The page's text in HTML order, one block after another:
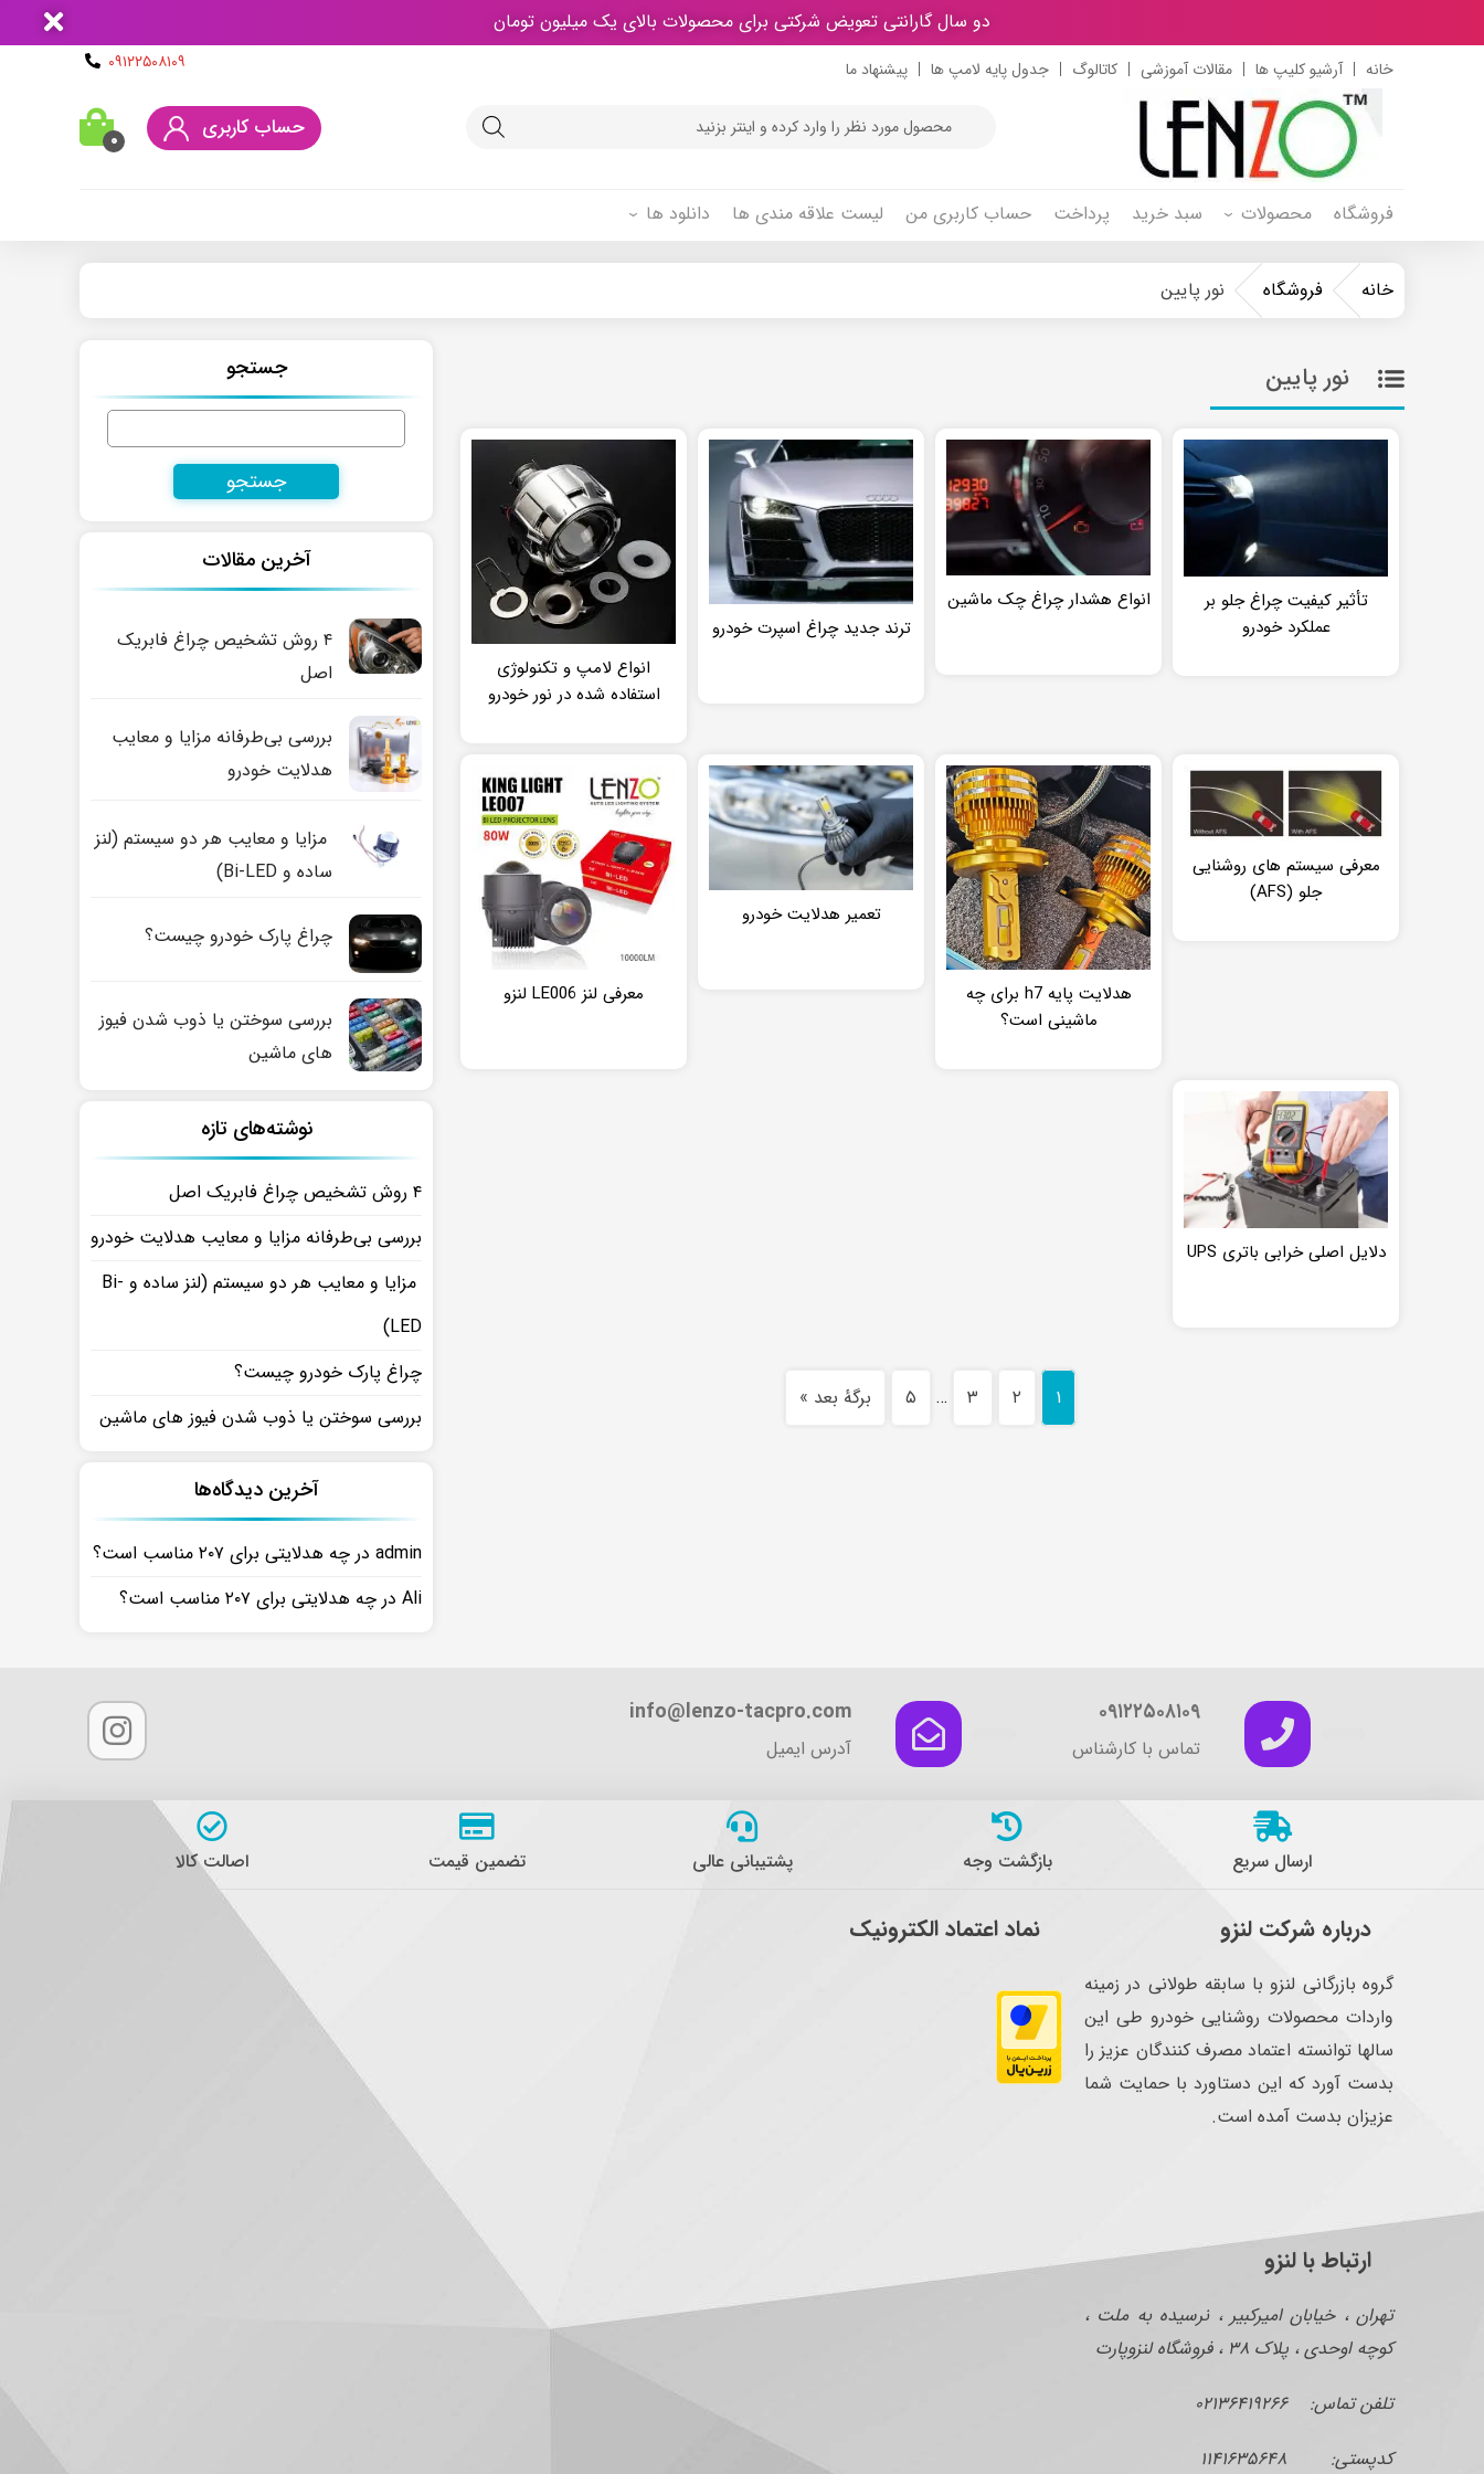
دو سال گارانتی تعویض شرکتی برای محصولات بالای یک میلیون تومان
۰۹۱۲۲۵۰۸۱۰۹ خانه آرشیو کلیپ ها مقالات آموزشی کاتالوگ جدول پایه لامپ ها پیشنهاد ما
search ۰ حساب کاربری
فروشگاه محصولات سبد خرید پرداخت حساب کاربری من لیست علاقه مندی ها دانلود ها
خانه فروشگاه نور پایین
نور پایین
تأثیر کیفیت چراغ جلو بر
عملکرد خودرو
انواع هشدار چراغ چک ماشین
ترند جدید چراغ اسپرت خودرو
انواع لامپ و تکنولوژی
استفاده شده در نور خودرو
معرفی سیستم های روشنایی
جلو (AFS)
هدلایت پایه h7 برای چه
ماشینی است؟
تعمیر هدلایت خودرو
معرفی لنز LE006 لنزو
دلایل اصلی خرابی باتری UPS
۱ ۲ ۳ … ۵ برگهٔ بعد »
جستجو
جستجو
آخرین مقالات
۴ روش تشخیص چراغ فابریک
اصل
بررسی بی‌طرفانه مزایا و معایب
هدلایت خودرو
مزایا و معایب هر دو سیستم (لنز
ساده و Bi-LED)
چراغ پارک خودرو چیست؟
بررسی سوختن یا ذوب شدن فیوز
های ماشین
نوشته‌های تازه
۴ روش تشخیص چراغ فابریک اصل
بررسی بی‌طرفانه مزایا و معایب هدلایت خودرو
مزایا و معایب هر دو سیستم (لنز ساده و Bi-
LED)
چراغ پارک خودرو چیست؟
بررسی سوختن یا ذوب شدن فیوز های ماشین
آخرین دیدگاه‌ها
admin در چه هدلایتی برای ۲۰۷ مناسب است؟
Ali در چه هدلایتی برای ۲۰۷ مناسب است؟
۰۹۱۲۲۵۰۸۱۰۹
تماس با کارشناس
info@lenzo-tacpro.com
آدرس ایمیل
ارسال سریع بازگشت وجه پشتیبانی عالی تضمین قیمت اصالت کالا
درباره شرکت لنزو
گروه بازرگانی لنزو با سابقه طولانی در زمینه
واردات محصولات روشنایی خودرو طی این
سالها توانسته اعتماد مصرف کنندگان عزیز را
بدست آورد که این دستاورد با حمایت شما
عزیزان بدست آمده است.
نماد اعتماد الکترونیک
ارتباط با لنزو
تهران ، خیابان امیرکبیر ، نرسیده به ملت ،
کوچه اوحدی ، پلاک ۳۸ ، فروشگاه لنزوپارت
تلفن تماس: ۰۲۱۳۶۴۱۹۲۶۶
کدپستی: ۱۱۴۱۶۳۵۶۴۸